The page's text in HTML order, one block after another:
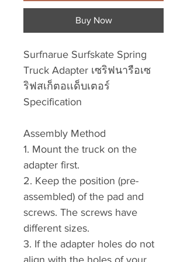
Buy Now
Surfnarue Surfskate Spring
Truck Adapter เซริฟนารือเซ
ริฟสเก็ตอเเด็บเตอร์
Specification
Assembly Method
1. Mount the truck on the
adapter first.
2. Keep the position (pre-
assembled) of the pad and
screws. The screws have
different sizes.
3. If the adapter holes do not